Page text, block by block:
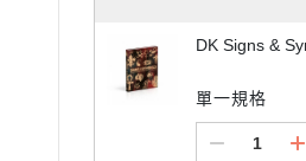
DK Signs &
單一規格